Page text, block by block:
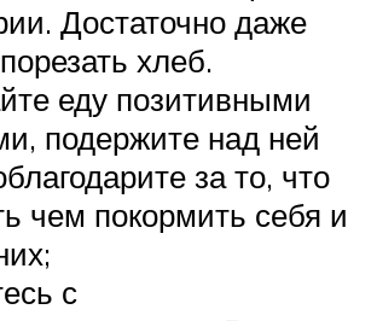
Достаточно даже
хлеб.
еду позитивными
подержите над ней
за то, что
чем покормить себя и
с